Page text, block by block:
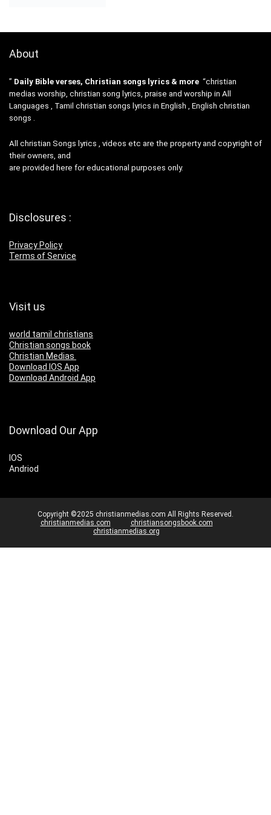
About
” Daily Bible verses, Christian songs lyrics & more “christian
medias worship, christian song lyrics, praise and worship in All
Languages , Tamil christian songs lyrics in English , English christian
songs .
All christian Songs lyrics , videos etc are the property and copyright of
their owners, and
are provided here for educational purposes only.
Disclosures :
Privacy Policy
Terms of Service
Visit us
world tamil christians
Christian songs book
Christian Medias
Download IOS App
Download Android App
Download Our App
IOS
Andriod
Copyright ©2025 christianmedias.com All Rights Reserved.
christianmedias.com
christiansongsbook.com
christianmedias.org